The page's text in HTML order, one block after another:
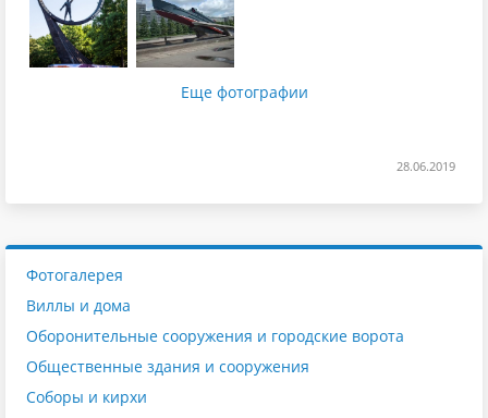
Еще фотографии
28.06.2019
Фотогалерея
Виллы и дома
Оборонительные сооружения и городские ворота
Общественные здания и сооружения
Соборы и кирхи